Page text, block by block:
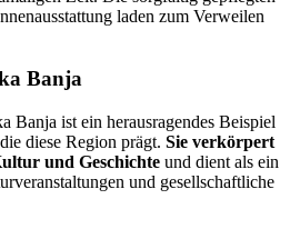
laden zum Verweilen
Banja
Banja ist ein herausragendes Beispiel
diese Region prägt. Sie verkörpert
und Geschichte und dient als ein
und gesellschaftliche